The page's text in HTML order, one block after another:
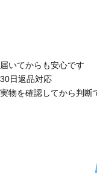
届いてからも安心です
30日返品対応
実物を確認してから判断